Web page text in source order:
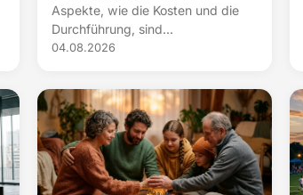
Aspekte, wie die Kosten und die
Durchführung, sind...
04.08.2026